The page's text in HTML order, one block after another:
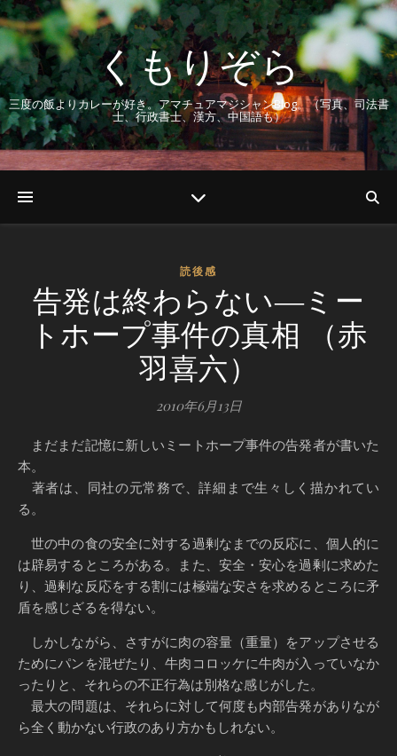
くもりぞら
三度の飯よりカレーが好き。アマチュアマジシャンBlog。（写真、司法書
士、行政書士、漢方、中国語も）
読後感
告発は終わらない―ミー
トホープ事件の真相 （赤
羽喜六）
2010年6月13日
まだまだ記憶に新しいミートホープ事件の告発者が書いた
本。
著者は、同社の元常務で、詳細まで生々しく描かれてい
る。
世の中の食の安全に対する過剰なまでの反応に、個人的に
は辟易するところがある。また、安全・安心を過剰に求めた
り、過剰な反応をする割には極端な安さを求めるところに矛
盾を感じざるを得ない。
しかしながら、さすがに肉の容量（重量）をアップさせる
ためにパンを混ぜたり、牛肉コロッケに牛肉が入っていなか
ったりと、それらの不正行為は別格な感じがした。
最大の問題は、それらに対して何度も内部告発がありなが
ら全く動かない行政のあり方かもしれない。